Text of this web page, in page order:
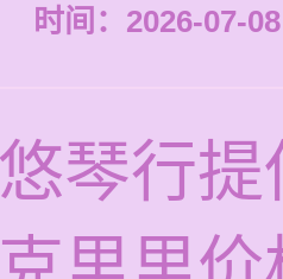
时间：2026-07-
琴行